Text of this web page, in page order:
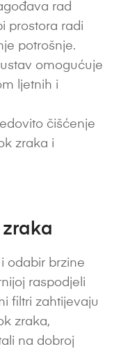
rad
prostora radi
potrošnje.
omogućuje
ljetnih i
čišćenje
zraka i
odabir brzine
raspodjeli
filtri zahtijevaju
zraka,
na dobroj